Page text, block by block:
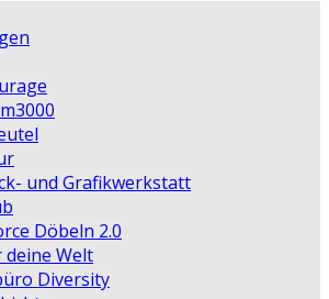
und Grafikwerkstatt
Döbeln 2.0
deine Welt
Diversity